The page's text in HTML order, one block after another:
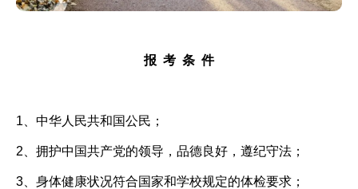
报 考 条 件
1、中华人民共和国公民；
2、拥护中国共产党的领导，品德良好，遵纪守法；
3、身体健康状况符合国家和学校规定的体检要求；